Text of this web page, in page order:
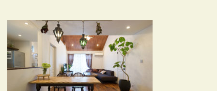
二世帯住宅をお考えの方
建て替えをお考えの方
耐震対策も安心の家づくり